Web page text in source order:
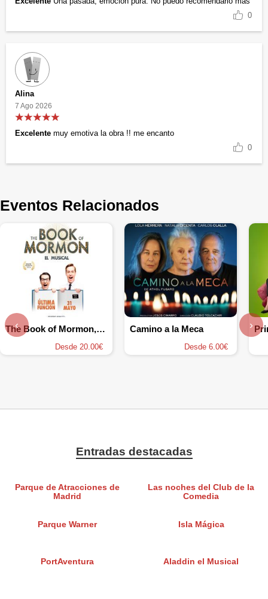
0
Alina
7 Ago 2026
Excelente muy emotiva la obra !! me encanto
0
Eventos Relacionados
The Book of Mormon, el musical
Desde 20.00€
Camino a la Meca
Desde 6.00€
‹ ›
Entradas destacadas
Parque de Atracciones de
Madrid
Las noches del Club de la
Comedia
Parque Warner Isla Mágica
PortAventura Aladdin el Musical